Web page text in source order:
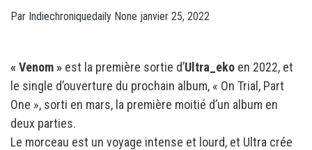
Par Indiechroniquedaily None janvier 25, 2022
« Venom » est la première sortie d’Ultra_eko en 2022, et
le single d’ouverture du prochain album, « On Trial, Part
One », sorti en mars, la première moitié d’un album en
deux parties.
Le morceau est un voyage intense et lourd, et Ultra crée